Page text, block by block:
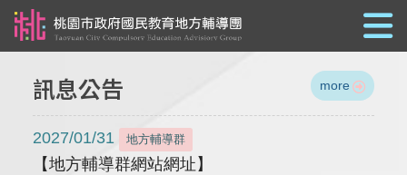
訊息公告 more
2027/01/31 地方輔導群
【地方輔導群網站網址】